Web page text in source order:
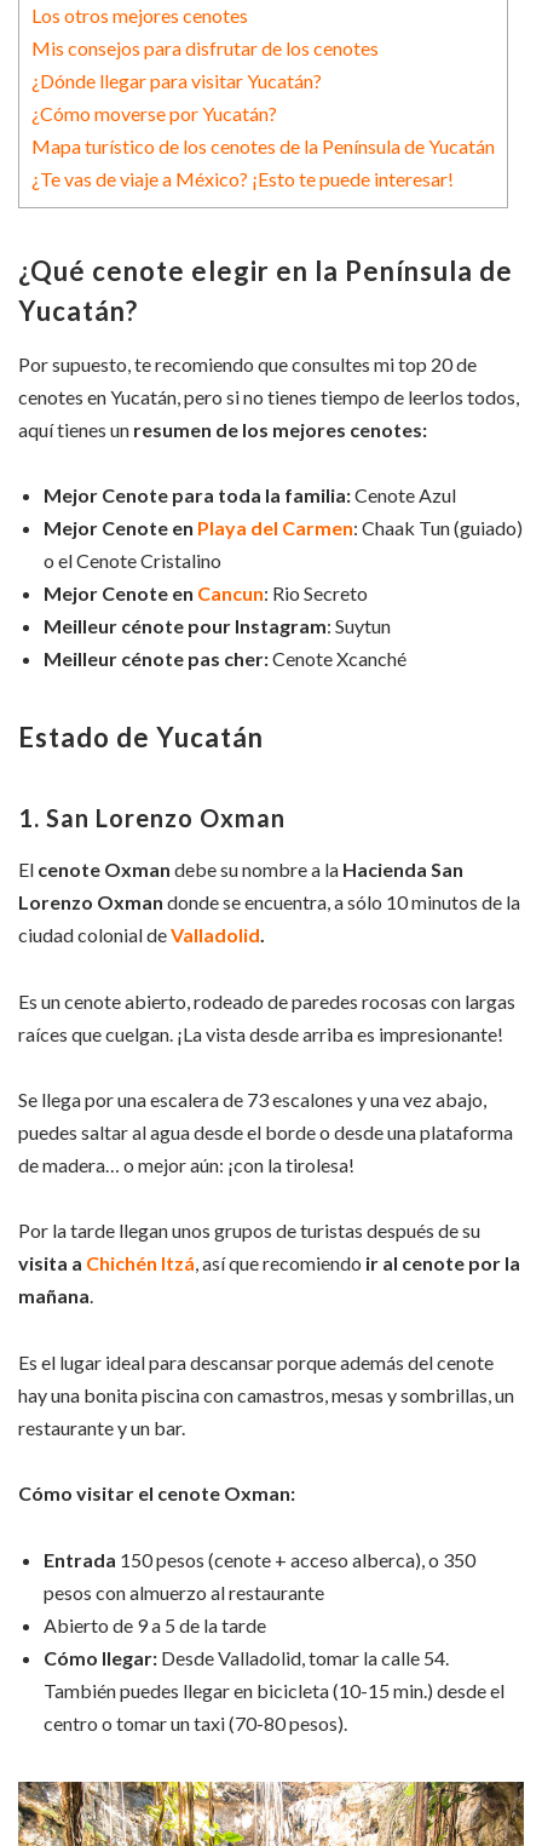
Los otros mejores cenotes
Mis consejos para disfrutar de los cenotes
¿Dónde llegar para visitar Yucatán?
¿Cómo moverse por Yucatán?
Mapa turístico de los cenotes de la Península de Yucatán
¿Te vas de viaje a México? ¡Esto te puede interesar!
¿Qué cenote elegir en la Península de
Yucatán?
Por supuesto, te recomiendo que consultes mi top 20 de
cenotes en Yucatán, pero si no tienes tiempo de leerlos todos,
aquí tienes un resumen de los mejores cenotes:
Mejor Cenote para toda la familia:Cenote Azul
Mejor Cenote en Playa del Carmen: Chaak Tun (guiado)
o el Cenote Cristalino
Mejor Cenote en Cancun: Rio Secreto
Meilleur cénote pour Instagram: Suytun
Meilleur cénote pas cher:Cenote Xcanché
Estado de Yucatán
1. San Lorenzo Oxman
El cenote Oxman debe su nombre a la Hacienda San
Lorenzo Oxman donde se encuentra, a sólo 10 minutos de la
ciudad colonial deValladolid.
Es un cenote abierto, rodeado de paredes rocosas con largas
raíces que cuelgan. ¡La vista desde arriba es impresionante!
Se llega por una escalera de 73 escalones y una vez abajo,
puedes saltar al agua desde el borde o desde una plataforma
de madera… o mejor aún: ¡con la tirolesa!
Por la tarde llegan unos grupos de turistas después de su
visita a Chichén Itzá, así que recomiendo ir al cenote por la
mañana.
Es el lugar ideal para descansar porque además del cenote
hay una bonita piscina con camastros, mesas y sombrillas, un
restaurante y un bar.
Cómo visitar el cenote Oxman:
Entrada 150 pesos (cenote + acceso alberca), o 350
pesos con almuerzo al restaurante
Abierto de 9 a 5 de la tarde
Cómo llegar: Desde Valladolid, tomar la calle 54.
También puedes llegar en bicicleta (10-15 min.) desde el
centro o tomar un taxi (70-80 pesos).